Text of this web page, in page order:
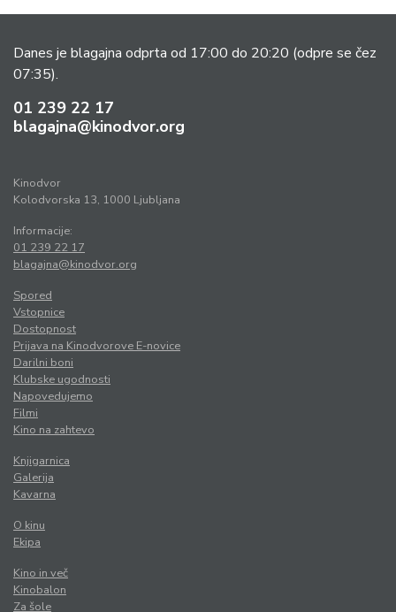
Danes je blagajna odprta od 17:00 do 20:20 (odpre se čez
07:35).
01 239 22 17
blagajna@kinodvor.org
Kinodvor
Kolodvorska 13, 1000 Ljubljana
Informacije:
01 239 22 17
blagajna@kinodvor.org
Spored
Vstopnice
Dostopnost
Prijava na Kinodvorove E-novice
Darilni boni
Klubske ugodnosti
Napovedujemo
Filmi
Kino na zahtevo
Knjigarnica
Galerija
Kavarna
O kinu
Ekipa
Kino in več
Kinobalon
Za šole